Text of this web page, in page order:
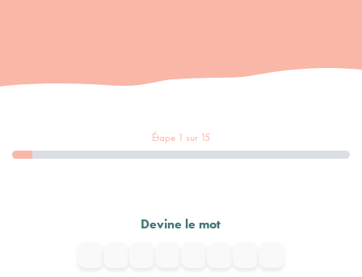
Étape 1 sur 15
Devine le mot